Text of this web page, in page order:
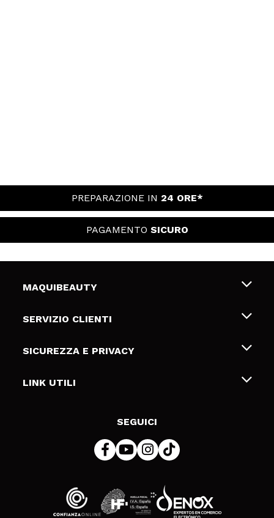
PREPARAZIONE IN 24 ORE*
PAGAMENTO SICURO
MAQUIBEAUTY
Chi siamo
Gift Cards
SERVIZIO CLIENTI
Spedizioni & Resi
Metodi di pagamamento
SICUREZZA E PRIVACY
Termini e condizioni
LINK UTILI
SEGUICI